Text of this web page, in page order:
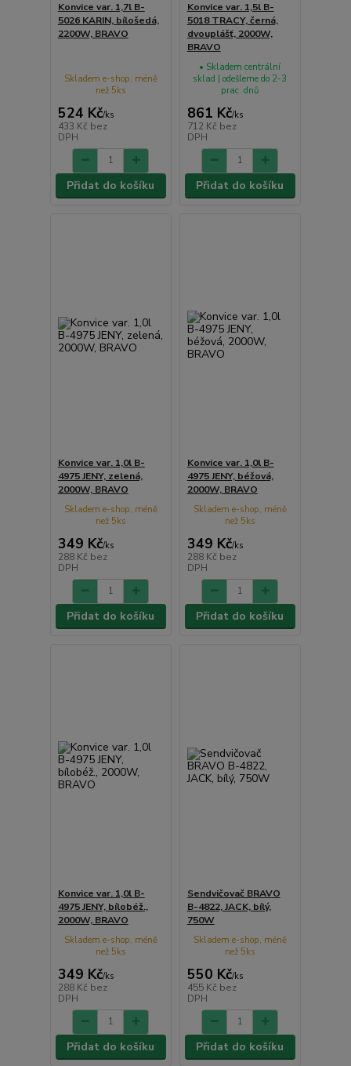
Konvice var. 1,7l B-
5026 KARIN, bílošedá,
2200W, BRAVO
524 Kč/ks
433 Kč bez
DPH
Skladem e-shop, méně
než 5ks
Přidat do košíku
Konvice var. 1,5l B-
5018 TRACY, černá,
dvouplášť, 2000W,
BRAVO
861 Kč/ks
712 Kč bez
DPH
• Skladem centrální
sklad | odešleme do 2-3
prac. dnů
Přidat do košíku
Konvice var. 1,0l B-
4975 JENY, zelená,
2000W, BRAVO
349 Kč/ks
288 Kč bez
DPH
Skladem e-shop, méně
než 5ks
Přidat do košíku
Konvice var. 1,0l B-
4975 JENY, béžová,
2000W, BRAVO
349 Kč/ks
288 Kč bez
DPH
Skladem e-shop, méně
než 5ks
Přidat do košíku
Konvice var. 1,0l B-
4975 JENY, bílobéž.,
2000W, BRAVO
349 Kč/ks
288 Kč bez
DPH
Skladem e-shop, méně
než 5ks
Přidat do košíku
Sendvičovač BRAVO
B-4822, JACK, bílý,
750W
550 Kč/ks
455 Kč bez
DPH
Skladem e-shop, méně
než 5ks
Přidat do košíku